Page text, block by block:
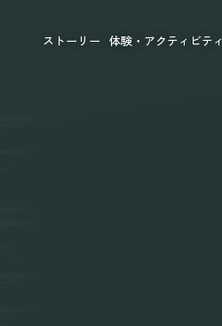
ストーリー 体験・アクティビティ